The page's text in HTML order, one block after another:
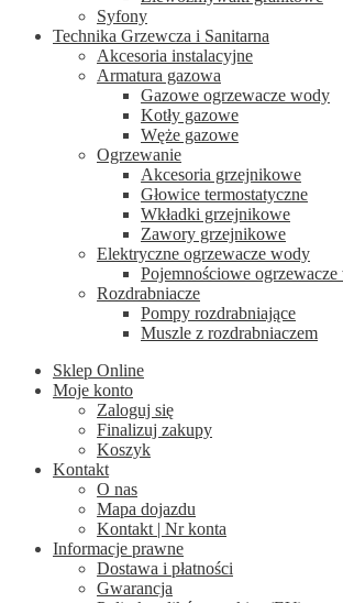
Syfony
Technika Grzewcza i Sanitarna
Akcesoria instalacyjne
Armatura gazowa
Gazowe ogrzewacze wody
Kotły gazowe
Węże gazowe
Ogrzewanie
Akcesoria grzejnikowe
Głowice termostatyczne
Wkładki grzejnikowe
Zawory grzejnikowe
Elektryczne ogrzewacze wody
Pojemnościowe
Rozdrabniacze
Pompy rozdrabniające
Muszle z rozdrabniaczem
Sklep Online
Moje konto
Zaloguj się
Finalizuj zakupy
Koszyk
Kontakt
O nas
Mapa dojazdu
Kontakt | Nr konta
Informacje prawne
Dostawa i płatności
Gwarancja